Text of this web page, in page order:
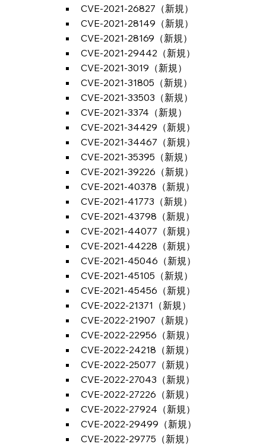
CVE-2021-26827（新規）
CVE-2021-28149（新規）
CVE-2021-28169（新規）
CVE-2021-29442（新規）
CVE-2021-3019（新規）
CVE-2021-31805（新規）
CVE-2021-33503（新規）
CVE-2021-3374（新規）
CVE-2021-34429（新規）
CVE-2021-34467（新規）
CVE-2021-35395（新規）
CVE-2021-39226（新規）
CVE-2021-40378（新規）
CVE-2021-41773（新規）
CVE-2021-43798（新規）
CVE-2021-44077（新規）
CVE-2021-44228（新規）
CVE-2021-45046（新規）
CVE-2021-45105（新規）
CVE-2021-45456（新規）
CVE-2022-21371（新規）
CVE-2022-21907（新規）
CVE-2022-22956（新規）
CVE-2022-24218（新規）
CVE-2022-25077（新規）
CVE-2022-27043（新規）
CVE-2022-27226（新規）
CVE-2022-27924（新規）
CVE-2022-29499（新規）
CVE-2022-29775（新規）